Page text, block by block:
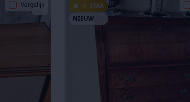
Vergelijk
⭐ STAR
NIEUW